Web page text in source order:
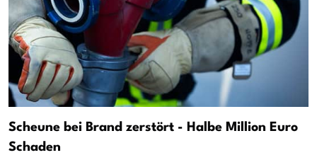
Scheune bei Brand zerstört - Halbe Million Euro
Schaden